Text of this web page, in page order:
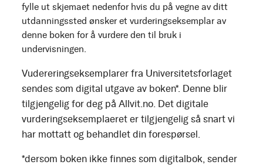
fylle ut skjemaet nedenfor hvis du på vegne av ditt
utdanningssted ønsker et vurderingseksemplar av
denne boken for å vurdere den til bruk i
undervisningen.
Vudereringseksemplarer fra Universitetsforlaget
sendes som digital utgave av boken*. Denne blir
tilgjengelig for deg på Allvit.no. Det digitale
vurderingseksemplaeret er tilgjengelig så snart vi
har mottatt og behandlet din forespørsel.
*dersom boken ikke finnes som digitalbok, sender